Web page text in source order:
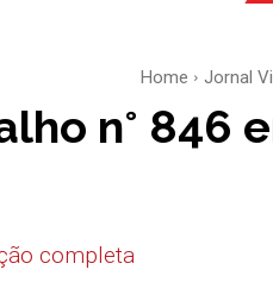
Home Jornal
n° 846
completa